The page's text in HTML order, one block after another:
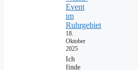
Event
im
Ruhrgebiet
18.
Oktober
2025
Ich
finde